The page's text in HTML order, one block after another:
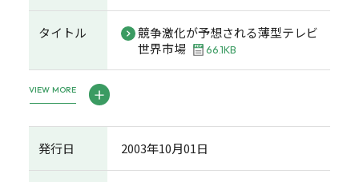
タイトル
競争激化が予想される薄型テレビ
世界市場
66.1KB
VIEW MORE
発行日 2003年10月01日